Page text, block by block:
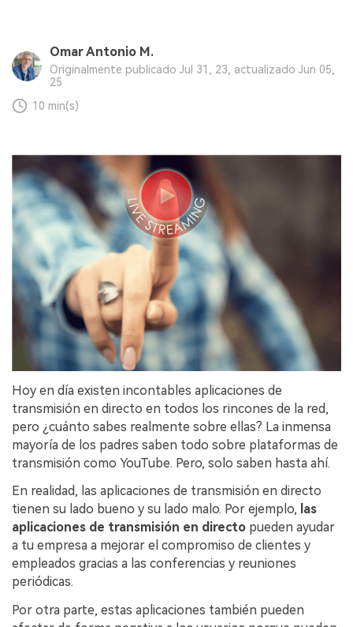
Omar Antonio M.
Originalmente publicado Jul 31, 23, actualizado Jun 05,
25
10 min(s)
Hoy en día existen incontables aplicaciones de
transmisión en directo en todos los rincones de la red,
pero ¿cuánto sabes realmente sobre ellas? La inmensa
mayoría de los padres saben todo sobre plataformas de
transmisión como YouTube. Pero, solo saben hasta ahí.
En realidad, las aplicaciones de transmisión en directo
tienen su lado bueno y su lado malo. Por ejemplo, las
aplicaciones de transmisión en directo pueden ayudar
a tu empresa a mejorar el compromiso de clientes y
empleados gracias a las conferencias y reuniones
periódicas.
Por otra parte, estas aplicaciones también pueden